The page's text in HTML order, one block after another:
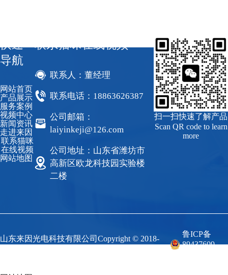
快速
导航
网站首页
产品展示
服务案例
视频中心
新闻资讯
走进来因
联系猫咪
在线视频
网站地图
联系猫咪在线视频
联系人：董经理
联系电话：18863626387
公司邮箱：
laiyinkeji@126.com
公司地址：山东省潍坊市
高新区欧龙科技园实验楼
二楼
扫一扫快速了解产品
Scan QR code to learn
more
山东来因光电科技有限公司Copyright © 2018-
鲁ICP备
89437609